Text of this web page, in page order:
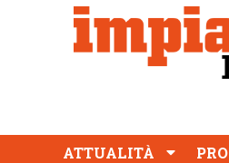
ATTUALITÀ
PROFESSIONE
ATTUALITÀ